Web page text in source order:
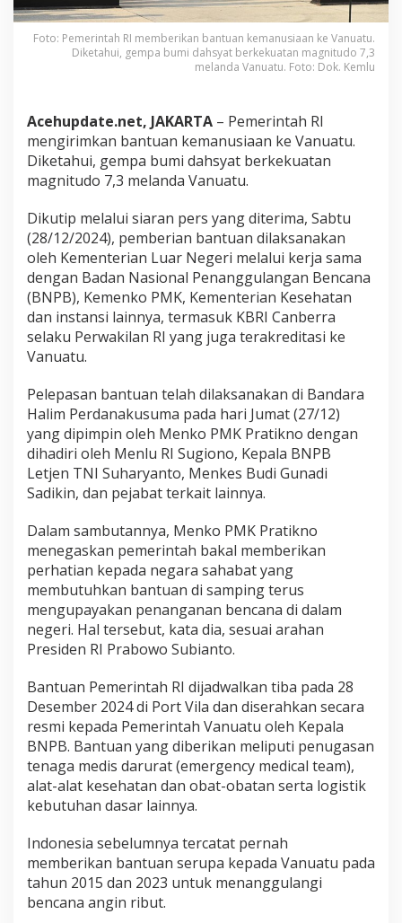
s
i
a
a
V
a
n
a
u
Foto: Pemerintah RI memberikan bantuan kemanusiaan ke Vanuatu.
Diketahui, gempa bumi dahsyat berkekuatan magnitudo 7,3
melanda Vanuatu. Foto: Dok. Kemlu
Acehupdate.net, JAKARTA – Pemerintah RI
mengirimkan bantuan kemanusiaan ke Vanuatu.
Diketahui, gempa bumi dahsyat berkekuatan
magnitudo 7,3 melanda Vanuatu.
Dikutip melalui siaran pers yang diterima, Sabtu
(28/12/2024), pemberian bantuan dilaksanakan
oleh Kementerian Luar Negeri melalui kerja sama
dengan Badan Nasional Penanggulangan Bencana
(BNPB), Kemenko PMK, Kementerian Kesehatan
dan instansi lainnya, termasuk KBRI Canberra
selaku Perwakilan RI yang juga terakreditasi ke
Vanuatu.
Pelepasan bantuan telah dilaksanakan di Bandara
Halim Perdanakusuma pada hari Jumat (27/12)
yang dipimpin oleh Menko PMK Pratikno dengan
dihadiri oleh Menlu RI Sugiono, Kepala BNPB
Letjen TNI Suharyanto, Menkes Budi Gunadi
Sadikin, dan pejabat terkait lainnya.
Dalam sambutannya, Menko PMK Pratikno
menegaskan pemerintah bakal memberikan
perhatian kepada negara sahabat yang
membutuhkan bantuan di samping terus
mengupayakan penanganan bencana di dalam
negeri. Hal tersebut, kata dia, sesuai arahan
Presiden RI Prabowo Subianto.
Bantuan Pemerintah RI dijadwalkan tiba pada 28
Desember 2024 di Port Vila dan diserahkan secara
resmi kepada Pemerintah Vanuatu oleh Kepala
BNPB. Bantuan yang diberikan meliputi penugasan
tenaga medis darurat (emergency medical team),
alat-alat kesehatan dan obat-obatan serta logistik
kebutuhan dasar lainnya.
Indonesia sebelumnya tercatat pernah
memberikan bantuan serupa kepada Vanuatu pada
tahun 2015 dan 2023 untuk menanggulangi
bencana angin ribut.